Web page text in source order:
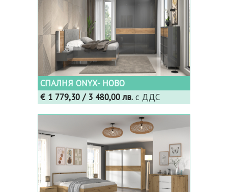
СПАЛНЯ ONYX- НОВО
€ 1 779,30 / 3 480,00 лв. с ДДС